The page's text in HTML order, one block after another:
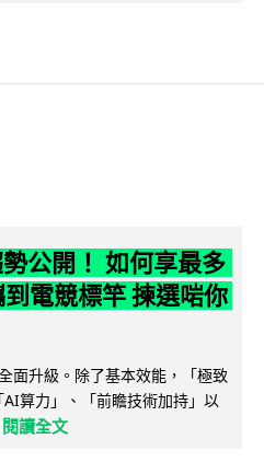
公開！ 如何享最多
電競標竿 揀選啱你
面升級。除了基本效能，「極致
算力」、「前瞻技術加持」以
閱讀全文